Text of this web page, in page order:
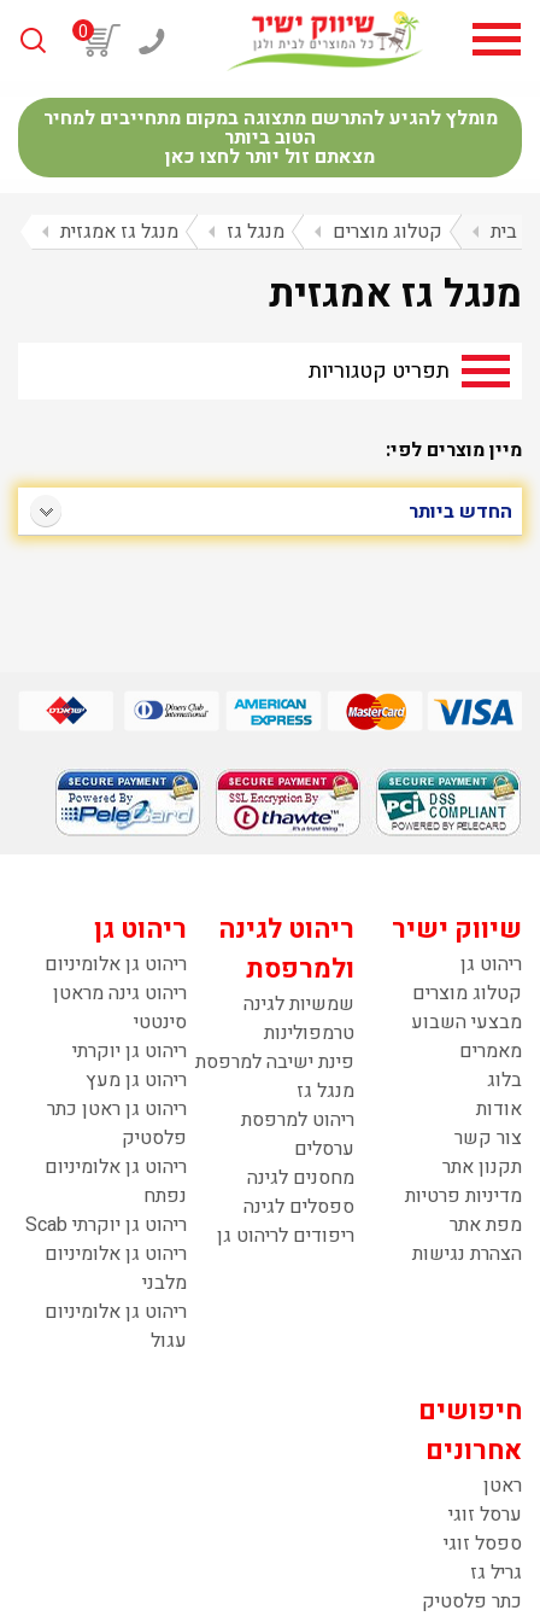
0
מומלץ להגיע להתרשם מתצוגה במקום מתחייבים למחיר
הטוב ביותר
מצאתם זול יותר לחצו כאן
בית arrow_left קטלוג מוצרים arrow_left מנגל גז arrow_left מנגל גז אמגזית arrow_left
מנגל גז אמגזית
תפריט קטגוריות
מיין מוצרים לפי:
שיווק ישיר
ריהוט גן
קטלוג מוצרים
מבצעי השבוע
מאמרים
בלוג
אודות
צור קשר
תקנון אתר
מדיניות פרטיות
מפת אתר
הצהרת נגישות
ריהוט לגינה
ולמרפסת
שמשיות לגינה
טרמפולינות
פינת ישיבה למרפסת
מנגל גז
ריהוט למרפסת
ערסלים
מחסנים לגינה
ספסלים לגינה
ריפודים לריהוט גן
ריהוט גן
ריהוט גן אלומיניום
ריהוט גינה מראטן
סינטטי
ריהוט גן יוקרתי
ריהוט גן מעץ
ריהוט גן ראטן כתר
פלסטיק
ריהוט גן אלומיניום
נפתח
ריהוט גן יוקרתי Scab
ריהוט גן אלומיניום
מלבני
ריהוט גן אלומיניום
עגול
חיפושים
אחרונים
ראטן
ערסל זוגי
ספסל זוגי
גריל גז
כתר פלסטיק